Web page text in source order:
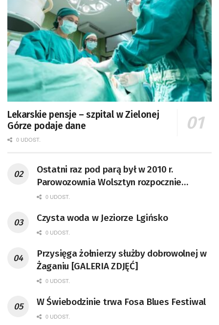
Lekarskie pensje – szpital w Zielonej
Górze podaje dane
0 UDOST.
Ostatni raz pod parą był w 2010 r.
Parowozownia Wolsztyn rozpocznie
remont unikatowego Tr5-65
0 UDOST.
Czysta woda w Jeziorze Lgińsko
0 UDOST.
Przysięga żołnierzy służby dobrowolnej w
Żaganiu [GALERIA ZDJĘĆ]
0 UDOST.
W Świebodzinie trwa Fosa Blues Festiwal
0 UDOST.